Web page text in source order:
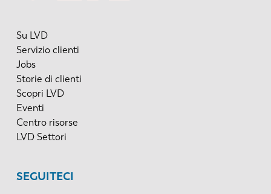
Su LVD
Servizio clienti
Jobs
Storie di clienti
Scopri LVD
Eventi
Centro risorse
LVD Settori
SEGUITECI